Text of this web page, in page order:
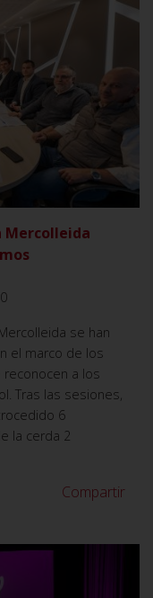
Mercolleida
se han
el marco de los
reconocen a los
Tras las sesiones,
6
la cerda 2
Compartir